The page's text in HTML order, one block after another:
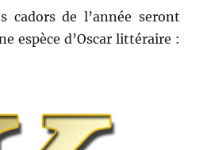
cadors de l’année seront
espèce d’Oscar littéraire :